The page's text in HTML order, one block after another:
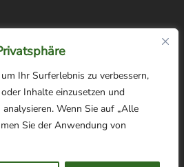
Ihr Surferlebnis zu verbessern,
Inhalte einzusetzen und
Wenn Sie auf „Alle
Sie der Anwendung von